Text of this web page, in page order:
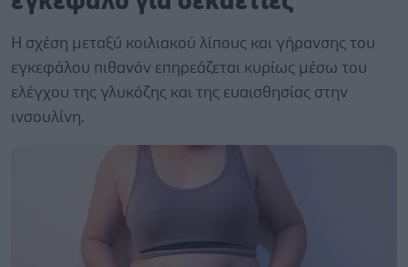
Η σχέση μεταξύ κοιλιακού λίπους και γήρανσης του
εγκεφάλου πιθανόν επηρεάζεται κυρίως μέσω του
ελέγχου της γλυκόζης και της ευαισθησίας στην
ινσουλίνη.